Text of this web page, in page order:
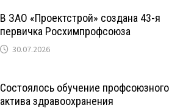
В ЗАО «Проектстрой» создана 43-я
первичка Росхимпрофсоюза
30.07.2026
Состоялось обучение профсоюзного
актива здравоохранения